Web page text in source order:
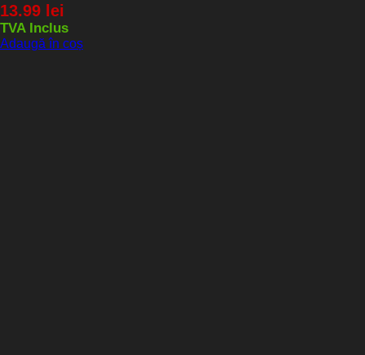
13.99 lei
TVA Inclus
Adaugă în coș